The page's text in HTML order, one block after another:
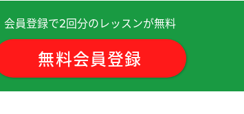
帮我修改。以后也请多多关照＾＾
会員登録で2回分のレッスンが無料
無料会員登録